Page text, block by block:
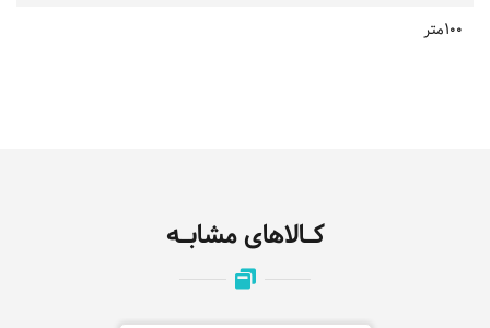
100متر
کـالاهای مشابـه